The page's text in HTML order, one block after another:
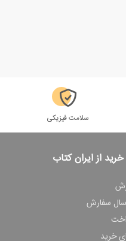
سلامت فیزیکی
از ایران کتاب
سفارش
خرید